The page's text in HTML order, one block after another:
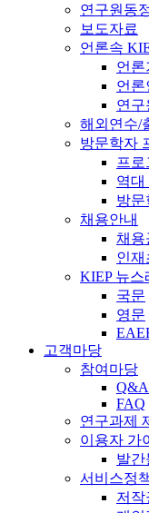
연구원동
보도자료
언론속
언론
언론
연구
해외연수/
방문학자
프로
역대
방문
채용안내
채용
인재
KIEP 뉴스
국문
영문
고객마당
참여마당
Q&A
FAQ
연구과제
이용자 가
발간
서비스정
저작